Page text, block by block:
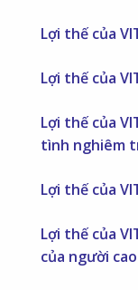
Lợi thế của
Lợi thế của
Lợi thế của
tình nghiêm
Lợi thế của
Lợi thế của
của người